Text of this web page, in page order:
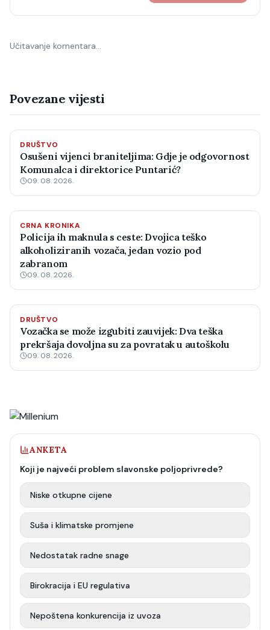
Učitavanje komentara…
Povezane vijesti
DRUŠTVO
Osušeni vijenci braniteljima: Gdje je odgovornost
Komunalca i direktorice Puntarić?
09. 08. 2026.
CRNA KRONIKA
Policija ih maknula s ceste: Dvojica teško
alkoholiziranih vozača, jedan vozio pod
zabranom
09. 08. 2026.
DRUŠTVO
Vozačka se može izgubiti zauvijek: Dva teška
prekršaja dovoljna su za povratak u autoškolu
09. 08. 2026.
ANKETA
Koji je najveći problem slavonske poljoprivrede?
Niske otkupne cijene
Suša i klimatske promjene
Nedostatak radne snage
Birokracija i EU regulativa
Nepoštena konkurencija iz uvoza